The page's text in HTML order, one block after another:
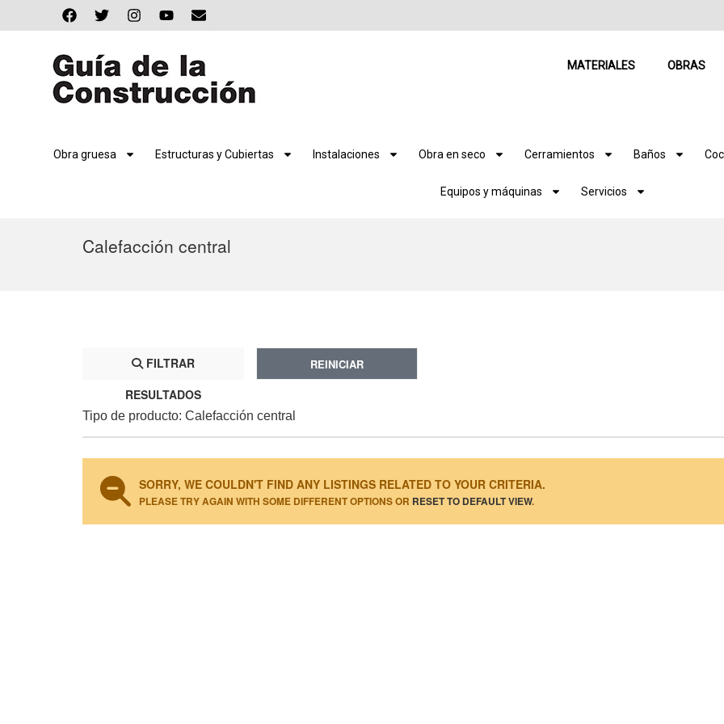
MATERIALES OBRAS
Obra gruesa Estructuras y Cubiertas Instalaciones Obra en seco Cerramientos Baños
Equipos y máquinas Servicios
Calefacción central
FILTRAR
RESULTADOS
REINICIAR
Tipo de producto: Calefacción central
SORRY, WE COULDN'T FIND ANY LISTINGS RELATED TO YOUR CRITERIA.
PLEASE TRY AGAIN WITH SOME DIFFERENT OPTIONS OR RESET TO DEFAULT VIEW.